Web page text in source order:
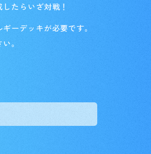
たらいざ対戦！
ーデッキが必要です。
。